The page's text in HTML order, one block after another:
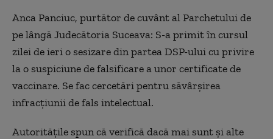
Anca Panciuc, purtător de cuvânt al Parchetului de
pe lângă Judecătoria Suceava: S-a primit în cursul
zilei de ieri o sesizare din partea DSP-ului cu privire
la o suspiciune de falsificare a unor certificate de
vaccinare. Se fac cercetări pentru săvârșirea
infracțiunii de fals intelectual.
Autoritățile spun că verifică dacă mai sunt și alte